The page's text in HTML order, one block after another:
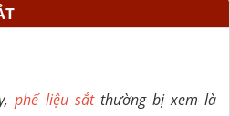
phế liệu sắtthường bị xem là